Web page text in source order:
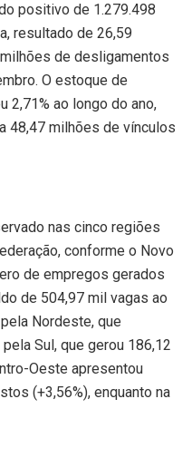
positivo de 1.279.498
resultado de 26,59
de desligamentos
O estoque de
2,71% ao longo do ano,
48,47 milhões de vínculos
nas cinco regiões
conforme o Novo
de empregos gerados
de 504,97 mil vagas ao
Nordeste, que
Sul, que gerou 186,12
Oeste apresentou
(+3,56%), enquanto na